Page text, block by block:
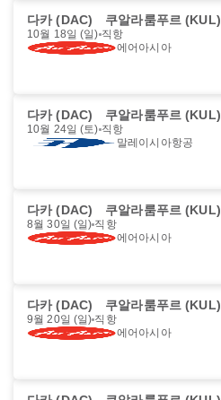
다카 (DAC) 쿠알라룸푸르 (KUL)
10월 18일 (일) 직항
에어아시아
다카 (DAC) 쿠알라룸푸르 (KUL)
10월 24일 (토) 직항
말레이시아항공
다카 (DAC) 쿠알라룸푸르 (KUL)
8월 30일 (일) 직항
에어아시아
다카 (DAC) 쿠알라룸푸르 (KUL)
9월 20일 (일) 직항
에어아시아